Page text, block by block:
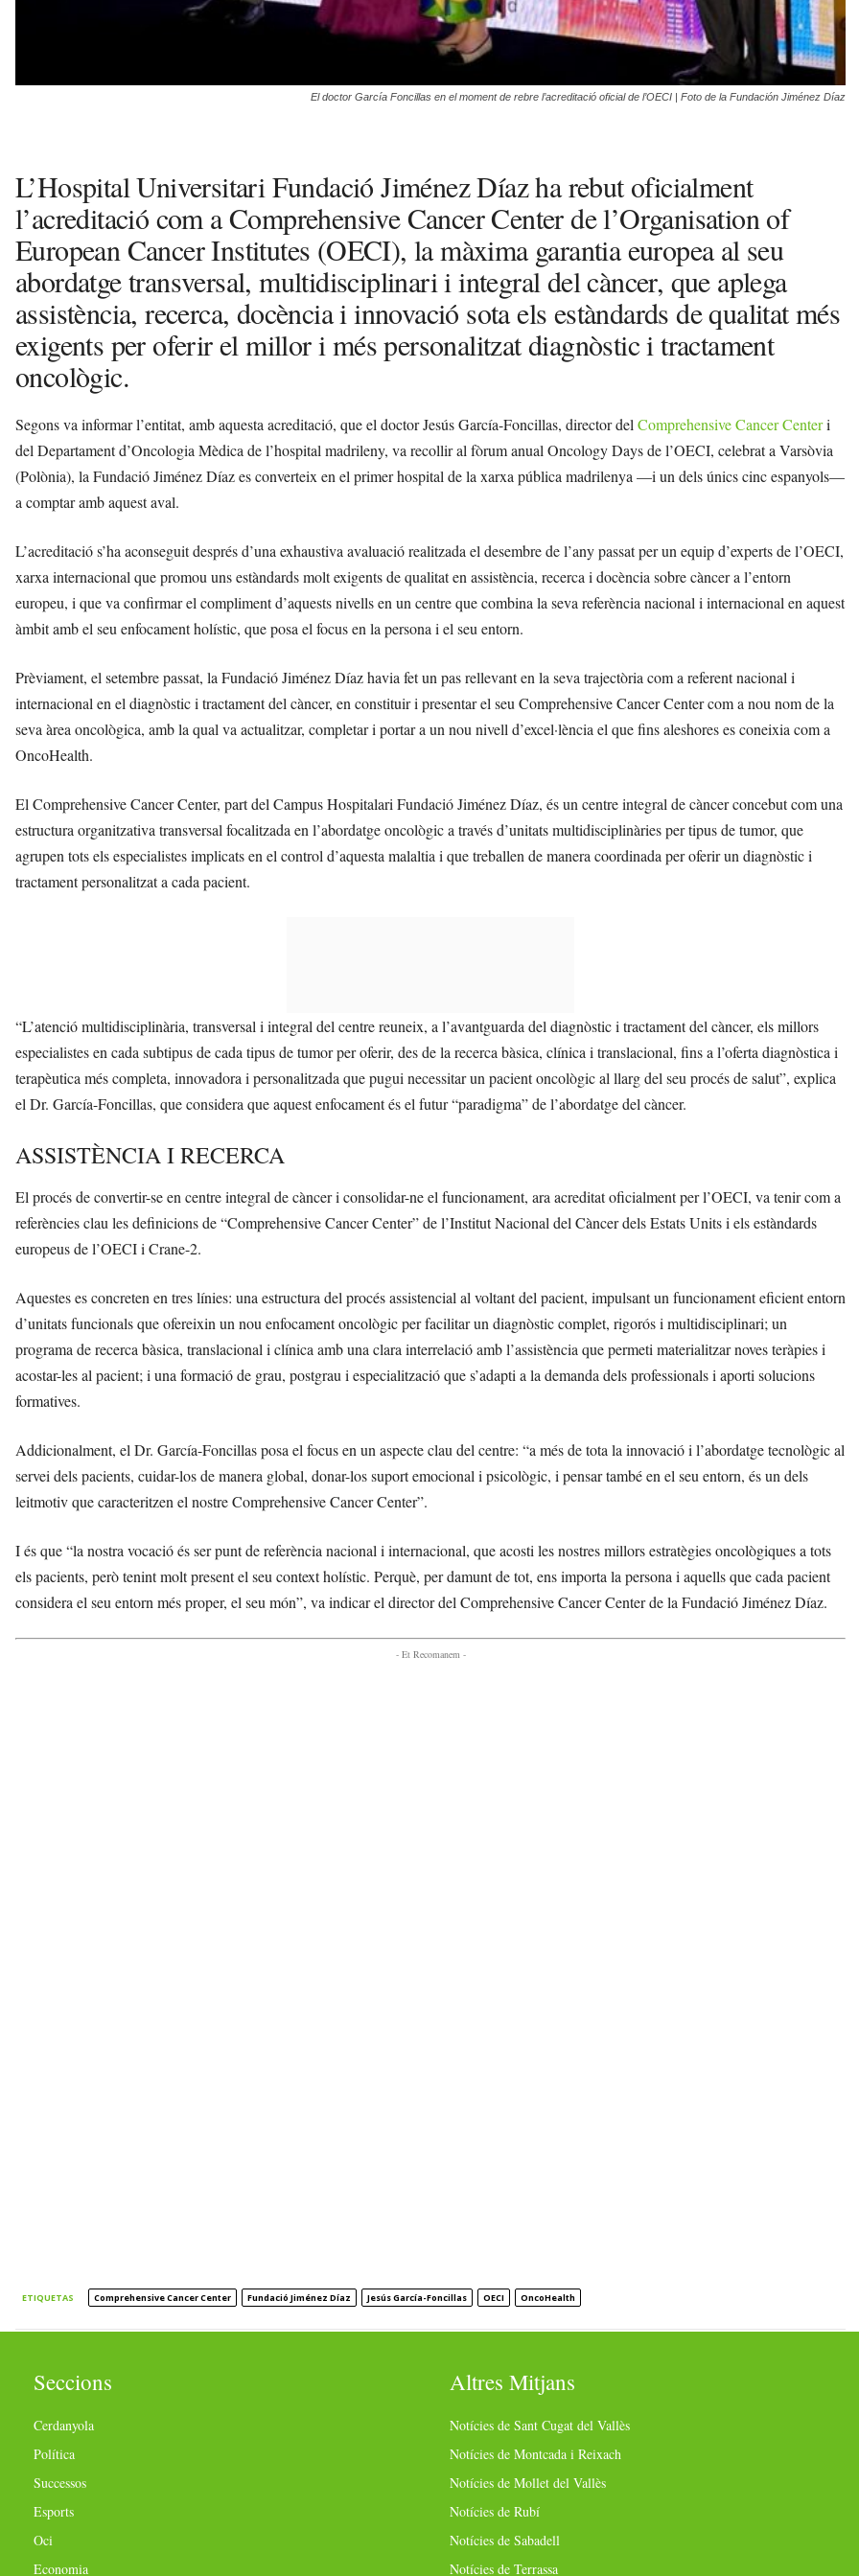
El doctor García Foncillas en el moment de rebre l’acreditació oficial de l’OECI | Foto de la Fundación Jiménez Díaz
L’Hospital Universitari Fundació Jiménez Díaz ha rebut oficialment
l’acreditació com a Comprehensive Cancer Center de l’Organisation of
European Cancer Institutes (OECI), la màxima garantia europea al seu
abordatge transversal, multidisciplinari i integral del càncer, que aplega
assistència, recerca, docència i innovació sota els estàndards de qualitat més
exigents per oferir el millor i més personalitzat diagnòstic i tractament
oncològic.
Segons va informar l’entitat, amb aquesta acreditació, que el doctor Jesús García-Foncillas, director del Comprehensive Cancer Centeri
del Departament d’Oncologia Mèdica de l’hospital madrileny, va recollir al fòrum anual Oncology Days de l’OECI, celebrat a Varsòvia
(Polònia), la Fundació Jiménez Díaz es converteix en el primer hospital de la xarxa pública madrilenya —i un dels únics cinc espanyols—
a comptar amb aquest aval.
L’acreditació s’ha aconseguit després d’una exhaustiva avaluació realitzada el desembre de l’any passat per un equip d’experts de l’OECI,
xarxa internacional que promou uns estàndards molt exigents de qualitat en assistència, recerca i docència sobre càncer a l’entorn
europeu, i que va confirmar el compliment d’aquests nivells en un centre que combina la seva referència nacional i internacional en aquest
àmbit amb el seu enfocament holístic, que posa el focus en la persona i el seu entorn.
Prèviament, el setembre passat, la Fundació Jiménez Díaz havia fet un pas rellevant en la seva trajectòria com a referent nacional i
internacional en el diagnòstic i tractament del càncer, en constituir i presentar el seu Comprehensive Cancer Center com a nou nom de la
seva àrea oncològica, amb la qual va actualitzar, completar i portar a un nou nivell d’excel·lència el que fins aleshores es coneixia com a
OncoHealth.
El Comprehensive Cancer Center, part del Campus Hospitalari Fundació Jiménez Díaz, és un centre integral de càncer concebut com una
estructura organitzativa transversal focalitzada en l’abordatge oncològic a través d’unitats multidisciplinàries per tipus de tumor, que
agrupen tots els especialistes implicats en el control d’aquesta malaltia i que treballen de manera coordinada per oferir un diagnòstic i
tractament personalitzat a cada pacient.
“L’atenció multidisciplinària, transversal i integral del centre reuneix, a l’avantguarda del diagnòstic i tractament del càncer, els millors
especialistes en cada subtipus de cada tipus de tumor per oferir, des de la recerca bàsica, clínica i translacional, fins a l’oferta diagnòstica i
terapèutica més completa, innovadora i personalitzada que pugui necessitar un pacient oncològic al llarg del seu procés de salut”, explica
el Dr. García-Foncillas, que considera que aquest enfocament és el futur “paradigma” de l’abordatge del càncer.
ASSISTÈNCIA I RECERCA
El procés de convertir-se en centre integral de càncer i consolidar-ne el funcionament, ara acreditat oficialment per l’OECI, va tenir com a
referències clau les definicions de “Comprehensive Cancer Center” de l’Institut Nacional del Càncer dels Estats Units i els estàndards
europeus de l’OECI i Crane-2.
Aquestes es concreten en tres línies: una estructura del procés assistencial al voltant del pacient, impulsant un funcionament eficient entorn
d’unitats funcionals que ofereixin un nou enfocament oncològic per facilitar un diagnòstic complet, rigorós i multidisciplinari; un
programa de recerca bàsica, translacional i clínica amb una clara interrelació amb l’assistència que permeti materialitzar noves teràpies i
acostar-les al pacient; i una formació de grau, postgrau i especialització que s’adapti a la demanda dels professionals i aporti solucions
formatives.
Addicionalment, el Dr. García-Foncillas posa el focus en un aspecte clau del centre: “a més de tota la innovació i l’abordatge tecnològic al
servei dels pacients, cuidar-los de manera global, donar-los suport emocional i psicològic, i pensar també en el seu entorn, és un dels
leitmotiv que caracteritzen el nostre Comprehensive Cancer Center”.
I és que “la nostra vocació és ser punt de referència nacional i internacional, que acosti les nostres millors estratègies oncològiques a tots
els pacients, però tenint molt present el seu context holístic. Perquè, per damunt de tot, ens importa la persona i aquells que cada pacient
considera el seu entorn més proper, el seu món”, va indicar el director del Comprehensive Cancer Center de la Fundació Jiménez Díaz.
- Et Recomanem -
ETIQUETAS Comprehensive Cancer Center Fundació Jiménez Díaz Jesús García-Foncillas OECI OncoHealth
Seccions
Cerdanyola
Política
Successos
Esports
Oci
Economia
Altres Mitjans
Notícies de Sant Cugat del Vallès
Notícies de Montcada i Reixach
Notícies de Mollet del Vallès
Notícies de Rubí
Notícies de Sabadell
Notícies de Terrassa